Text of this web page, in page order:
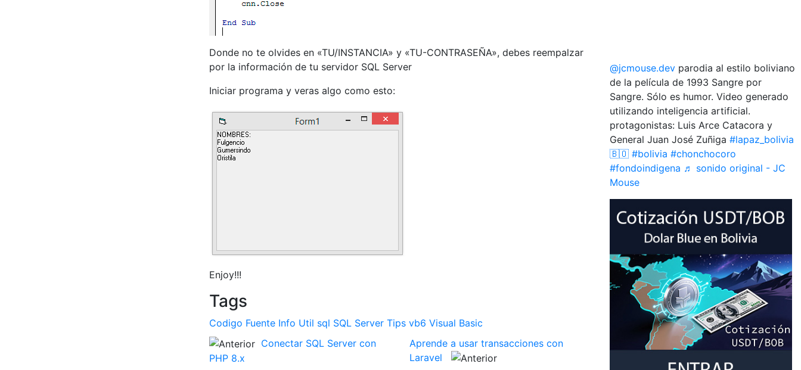
Donde no te olvides en «TU/INSTANCIA» y «TU-CONTRASEÑA», debes reempalzar
por la información de tu servidor SQL Server
Iniciar programa y veras algo como esto:
Enjoy!!!
Tags
Codigo Fuente Info Util sql SQL Server Tips vb6 Visual Basic
Conectar SQL Server con
PHP 8.x
Aprende a usar transacciones con
Laravel
@jcmouse.dev parodia al estilo boliviano
de la película de 1993 Sangre por
Sangre. Sólo es humor. Video generado
utilizando inteligencia artificial.
protagonistas: Luis Arce Catacora y
General Juan José Zuñiga #lapaz_bolivia
🇧🇴 #bolivia #chonchocoro
#fondoindigena ♬ sonido original - JC
Mouse